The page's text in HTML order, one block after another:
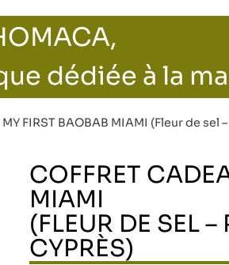
dédiée à la
MY FIRST BAOBAB MIAMI (Fleur de sel
COFFRET
MIAMI
(FLEUR DE SEL
CYPRÈS)